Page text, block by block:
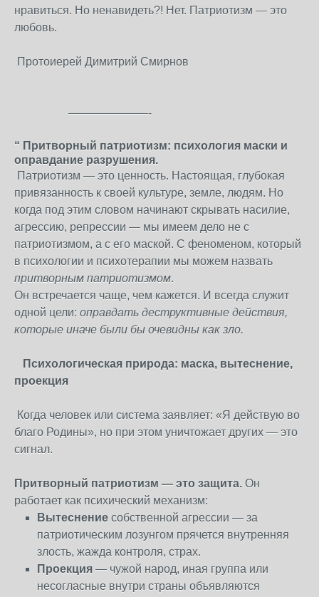
нравиться. Но ненавидеть?! Нет. Патриотизм — это
любовь.
Протоиерей Димитрий Смирнов
———————-
“ Притворный патриотизм: психология маски и
оправдание разрушения.
Патриотизм — это ценность. Настоящая, глубокая
привязанность к своей культуре, земле, людям. Но
когда под этим словом начинают скрывать насилие,
агрессию, репрессии — мы имеем дело не с
патриотизмом, а с его маской. С феноменом, который
в психологии и психотерапии мы можем назвать
притворным патриотизмом.
Он встречается чаще, чем кажется. И всегда служит
одной цели: оправдать деструктивные действия,
которые иначе были бы очевидны как зло.
Психологическая природа: маска, вытеснение,
проекция
Когда человек или система заявляет: «Я действую во
благо Родины», но при этом уничтожает других — это
сигнал.
Притворный патриотизм — это защита. Он
работает как психический механизм:
Вытеснение собственной агрессии — за
патриотическим лозунгом прячется внутренняя
злость, жажда контроля, страх.
Проекция — чужой народ, иная группа или
несогласные внутри страны объявляются